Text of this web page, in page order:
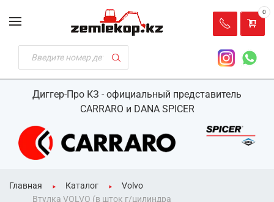
Диггер-Про КЗ - официальный представитель
CARRARO и DANA SPICER
0
Главная Каталог
Volvo
Втулка VOLVO (в шток г/цилиндра